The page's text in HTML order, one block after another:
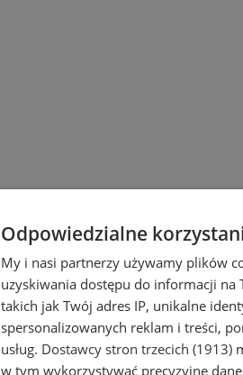
Odpowiedzialne
My i nasi partnerzy używamy plików
uzyskiwania dostępu do informacji
takich jak Twój adres IP, unikalne
spersonalizowanych reklam i treści,
usług. Dostawcy stron trzecich (1913)
w tym wykorzystywać precyzyjne